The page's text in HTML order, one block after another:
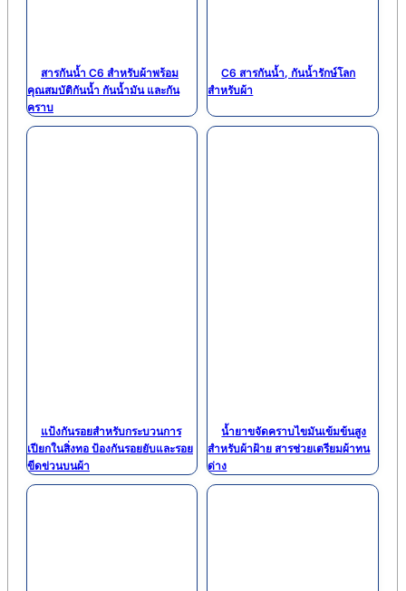
สารกันน้ำ C6 สำหรับผ้าพร้อม
คุณสมบัติกันน้ำ กันน้ำมัน และกัน
คราบ
C6 สารกันน้ำ, กันน้ำรักษ์โลก
สำหรับผ้า
แป้งกันรอยสำหรับกระบวนการ
เปียกในสิ่งทอ ป้องกันรอยยับและรอย
ขีดข่วนบนผ้า
น้ำยาขจัดคราบไขมันเข้มข้นสูง
สำหรับผ้าฝ้าย สารช่วยเตรียมผ้าทน
ด่าง